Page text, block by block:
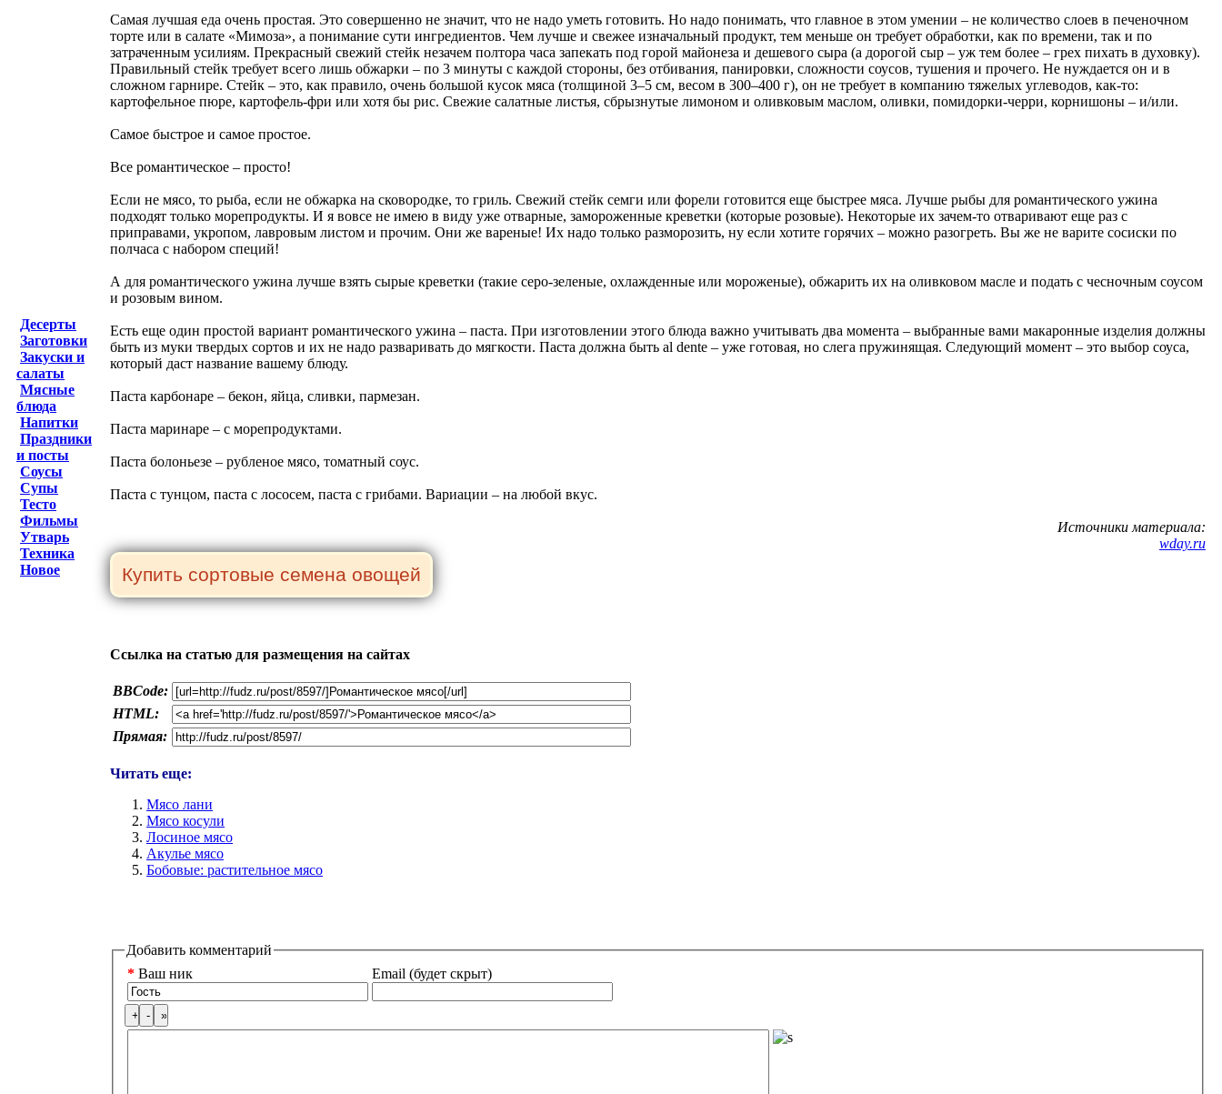
Десерты
Заготовки
Закуски и
салаты
Мясные
блюда
Напитки
Праздники
и посты
Соусы
Супы
Тесто
Фильмы
Утварь
Техника
Новое
Самая лучшая еда очень простая. Это совершенно не значит, что не надо уметь готовить. Но надо понимать, что главное в этом умении – не количество слоев в печеночном
торте или в салате «Мимоза», а понимание сути ингредиентов. Чем лучше и свежее изначальный продукт, тем меньше он требует обработки, как по времени, так и по
затраченным усилиям. Прекрасный свежий стейк незачем полтора часа запекать под горой майонеза и дешевого сыра (а дорогой сыр – уж тем более – грех пихать в духовку).
Правильный стейк требует всего лишь обжарки – по 3 минуты с каждой стороны, без отбивания, панировки, сложности соусов, тушения и прочего. Не нуждается он и в
сложном гарнире. Стейк – это, как правило, очень большой кусок мяса (толщиной 3–5 см, весом в 300–400 г), он не требует в компанию тяжелых углеводов, как-то:
картофельное пюре, картофель-фри или хотя бы рис. Свежие салатные листья, сбрызнутые лимоном и оливковым маслом, оливки, помидорки-черри, корнишоны – и/или.
Самое быстрое и самое простое.
Все романтическое – просто!
Если не мясо, то рыба, если не обжарка на сковородке, то гриль. Свежий стейк семги или форели готовится еще быстрее мяса. Лучше рыбы для романтического ужина
подходят только морепродукты. И я вовсе не имею в виду уже отварные, замороженные креветки (которые розовые). Некоторые их зачем-то отваривают еще раз с
приправами, укропом, лавровым листом и прочим. Они же вареные! Их надо только разморозить, ну если хотите горячих – можно разогреть. Вы же не варите сосиски по
полчаса с набором специй!
А для романтического ужина лучше взять сырые креветки (такие серо-зеленые, охлажденные или мороженые), обжарить их на оливковом масле и подать с чесночным соусом
и розовым вином.
Есть еще один простой вариант романтического ужина – паста. При изготовлении этого блюда важно учитывать два момента – выбранные вами макаронные изделия должны
быть из муки твердых сортов и их не надо разваривать до мягкости. Паста должна быть al dente – уже готовая, но слега пружинящая. Следующий момент – это выбор соуса,
который даст название вашему блюду.
Паста карбонаре – бекон, яйца, сливки, пармезан.
Паста маринаре – с морепродуктами.
Паста болоньезе – рубленое мясо, томатный соус.
Паста с тунцом, паста с лососем, паста с грибами. Вариации – на любой вкус.
Источники материала:
wday.ru
Ссылка на статью для размещения на сайтах
BBCode:
HTML:
Прямая:
Читать еще:
Мясо лани
Мясо косули
Лосиное мясо
Акулье мясо
Бобовые: растительное мясо
Добавить комментарий
* Ваш ник Email (будет скрыт)